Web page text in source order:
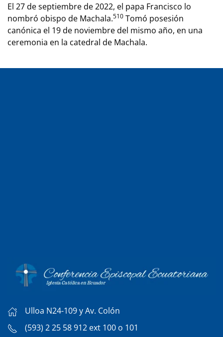
El 27 de septiembre de 2022, el papa Francisco lo
nombró obispo de Machala.510 ​ Tomó posesión
canónica el 19 de noviembre del mismo año, en una
ceremonia en la catedral de Machala.
Ulloa N24-109 y Av. Colón
(593) 2 25 58 912 ext 100 o 101